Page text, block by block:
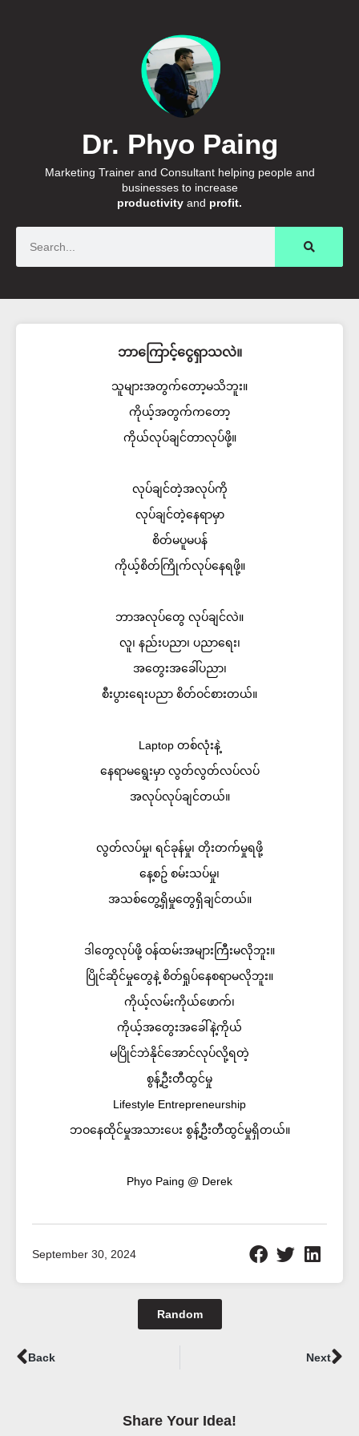
Dr. Phyo Paing
Marketing Trainer and Consultant helping people and
businesses to increase
productivity and profit.
ဘာကြောင့်ငွေရှာသလဲ။
သူများအတွက်တော့မသိဘူး။
ကိုယ့်အတွက်ကတော့
ကိုယ်လုပ်ချင်တာလုပ်ဖို့။
လုပ်ချင်တဲ့အလုပ်ကို
လုပ်ချင်တဲ့နေရာမှာ
စိတ်မပူမပန်
ကိုယ့်စိတ်ကြိုက်လုပ်နေရဖို့။
ဘာအလုပ်တွေ လုပ်ချင်လဲ။
လူ၊ နည်းပညာ၊ ပညာရေး၊
အတွေးအခေါ်ပညာ၊
စီးပွားရေးပညာ စိတ်ဝင်စားတယ်။
Laptop တစ်လုံးနဲ့
နေရာမရွေးမှာ လွတ်လွတ်လပ်လပ်
အလုပ်လုပ်ချင်တယ်။
လွတ်လပ်မှု၊ ရင်ခုန်မှု၊ တိုးတက်မှုရဖို့
နေ့စဥ် စမ်းသပ်မှု၊
အသစ်တွေ့ရှိမှုတွေရှိချင်တယ်။
ဒါတွေလုပ်ဖို့ ဝန်ထမ်းအများကြီးမလိုဘူး။
ပြိုင်ဆိုင်မှုတွေနဲ့ စိတ်ရှုပ်နေစရာမလိုဘူး။
ကိုယ့်လမ်းကိုယ်ဖောက်၊
ကိုယ့်အတွေးအခေါ်နဲ့ကိုယ်
မပြိုင်ဘဲနိုင်အောင်လုပ်လို့ရတဲ့
စွန့်ဦးတီထွင်မှု
Lifestyle Entrepreneurship
ဘဝနေထိုင်မှုအသားပေး စွန့်ဦးတီထွင်မှုရှိတယ်။
Phyo Paing @ Derek
September 30, 2024
Random
Prev
Back Next
Share Your Idea!​